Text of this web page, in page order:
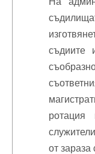
съдиите
от